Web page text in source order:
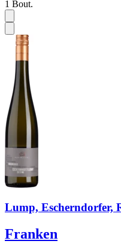
1 Bout.
Lump, Escherndorfer,
Franken